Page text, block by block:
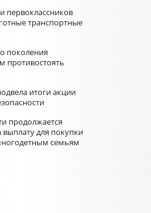
первоклассников
транспортные
поколения
противостоять
итоги акции
продолжается
для покупки
семьям